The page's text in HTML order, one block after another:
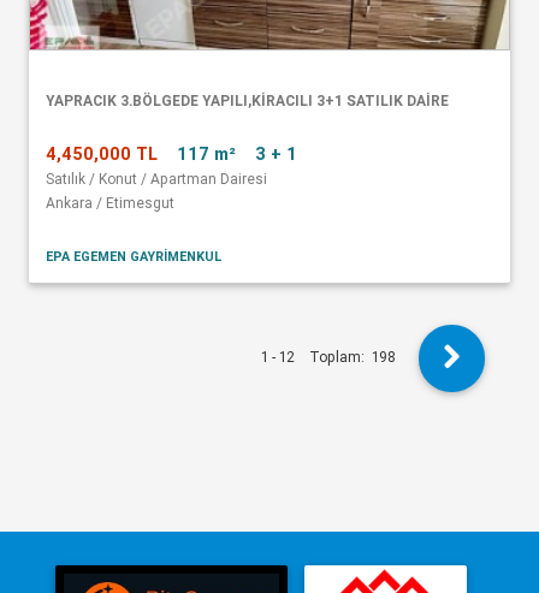
YAPRACIK 3.BÖLGEDE YAPILI,KİRACILI 3+1 SATILIK DAİRE
4,450,000 TL 117 m² 3 + 1
Satılık / Konut / Apartman Dairesi
Ankara / Etimesgut
EPA EGEMEN GAYRİMENKUL
1 - 12 Toplam: 198